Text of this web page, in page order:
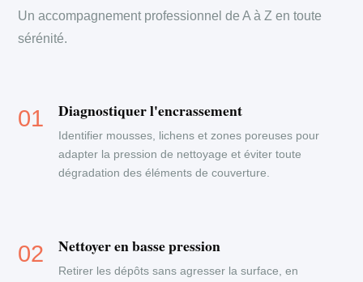
Un accompagnement professionnel de A à Z en toute
sérénité.
Diagnostiquer l'encrassement
Identifier mousses, lichens et zones poreuses pour
adapter la pression de nettoyage et éviter toute
dégradation des éléments de couverture.
Nettoyer en basse pression
Retirer les dépôts sans agresser la surface, en